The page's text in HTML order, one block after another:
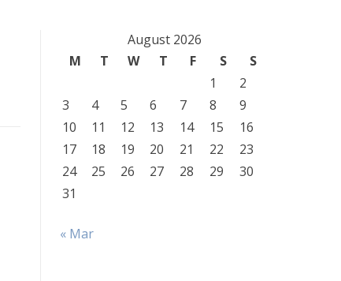
August 2026
M
T W T F S
S
1
2
3
4 5 6 7 8
9
10
11 12 13 14 15
16
17
18 19 20 21 22
23
24
25 26 27 28 29
30
31
« Mar